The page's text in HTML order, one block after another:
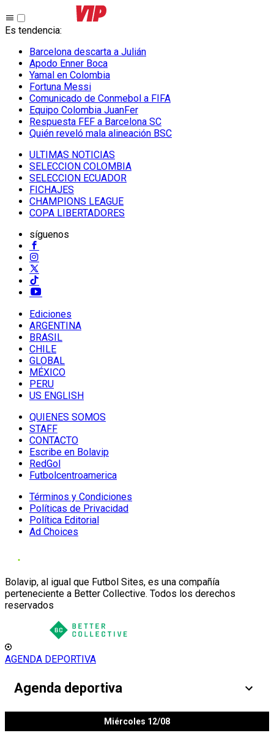
Es tendencia:
Barcelona descarta a Julián
Apodo Enner Boca
Yamal en Colombia
Fortuna Messi
Comunicado de Conmebol a FIFA
Equipo Colombia JuanFer
Respuesta FEF a Barcelona SC
Quién reveló mala alineación BSC
ULTIMAS NOTICIAS
SELECCION COLOMBIA
SELECCION ECUADOR
FICHAJES
CHAMPIONS LEAGUE
COPA LIBERTADORES
síguenos
Ediciones
ARGENTINA
BRASIL
CHILE
GLOBAL
MÉXICO
PERU
US ENGLISH
QUIENES SOMOS
STAFF
CONTACTO
Escribe en Bolavip
RedGol
Futbolcentroamerica
Términos y Condiciones
Políticas de Privacidad
Política Editorial
Ad Choices
Bolavip, al igual que Futbol Sites, es una compañía
perteneciente a Better Collective. Todos los derechos
reservados
AGENDA DEPORTIVA
Agenda deportiva
Miércoles 12/08